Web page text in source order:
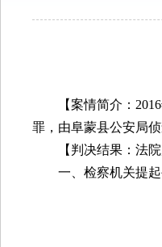
【案情简介： 2016
罪，由阜蒙县公安局
【判决结果：法
一、检察机关提